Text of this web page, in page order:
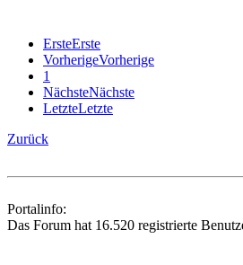
ErsteErste
VorherigeVorherige
1
NächsteNächste
LetzteLetzte
Zurück
Portalinfo:
Das Forum hat 16.520 registrierte